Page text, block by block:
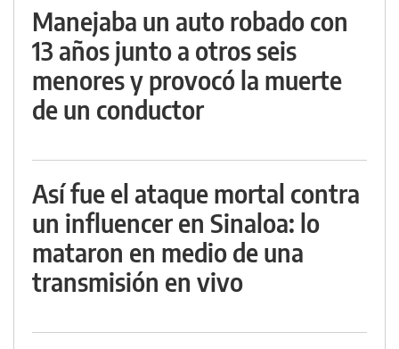
Manejaba un auto robado con
13 años junto a otros seis
menores y provocó la muerte
de un conductor
Así fue el ataque mortal contra
un influencer en Sinaloa: lo
mataron en medio de una
transmisión en vivo